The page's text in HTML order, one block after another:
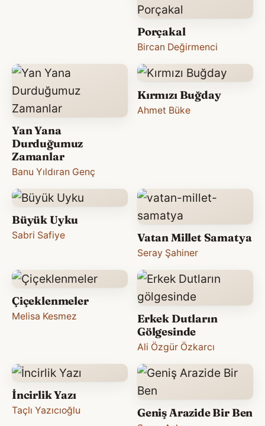
Porçakal
Bircan Değirmenci
Yan Yana
Durduğumuz
Zamanlar
Banu Yıldıran Genç
Kırmızı Buğday
Ahmet Büke
Büyük Uyku
Sabri Safiye Vatan Millet Samatya
Seray Şahiner
Çiçeklenmeler
Melisa Kesmez
Erkek Dutların
Gölgesinde
Ali Özgür Özkarcı
İncirlik Yazı
Taçlı Yazıcıoğlu Geniş Arazide Bir Ben